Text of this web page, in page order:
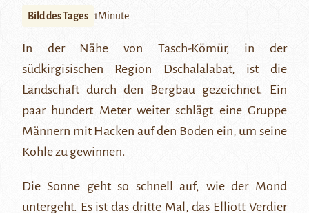
Bild des Tages 1Minute
In der Nähe von Tasch-Kömür, in der
südkirgisischen Region Dschalalabat, ist die
Landschaft durch den Bergbau gezeichnet. Ein
paar hundert Meter weiter schlägt eine Gruppe
Männern mit Hacken auf den Boden ein, um seine
Kohle zu gewinnen.
Die Sonne geht so schnell auf, wie der Mond
untergeht. Es ist das dritte Mal, das Elliott Verdier